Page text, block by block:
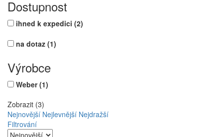
Dostupnost
ihned k expedici (2)
na dotaz (1)
Výrobce
Weber(1)
Zobrazit (3)
Nejnovější Nejlevnější Nejdražší
Filtrování